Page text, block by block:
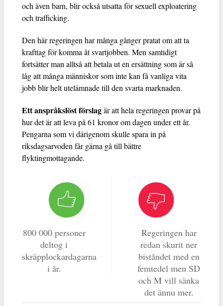
och även barn, blir också utsatta för sexuell exploatering
och trafficking.
Den här regeringen har många gånger pratat om att ta
krafttag för komma åt svartjobben. Men samtidigt
fortsätter man alltså att betala ut en ersättning som är så
låg att många människor som inte kan få vanliga vita
jobb blir helt utelämnade till den svarta marknaden.
Ett anspråkslöst förslagär att hela regeringen provar på
hur det är att leva på 61 kronor om dagen under ett år.
Pengarna som vi därigenom skulle spara in på
riksdagsarvoden får gärna gå till bättre
flyktingmottagande.
800 000 personer
deltog i
skräpplockardagarna
i år.
Regeringen har
redan skurit ner
biståndet med en
femtedel men SD
och M vill sänka
det ännu mer.